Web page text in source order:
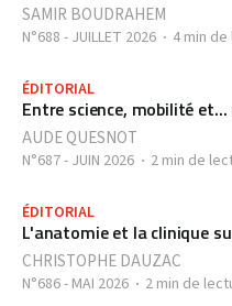
SAMIR BOUDRAHEM
N°688 - JUILLET 2026 4 min
ÉDITORIAL
Entre science, mobilité
AUDE QUESNOT
N°687 - JUIN 2026 2 min de
ÉDITORIAL
L'anatomie et la clinique
CHRISTOPHE DAUZAC
N°686 - MAI 2026 2 min de